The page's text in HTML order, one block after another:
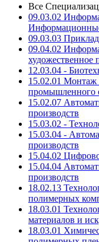
Все
09.03.02
09.03.03
09.04.02
художественное
12.03.04 -
15.02.01 Монтаж
промышленного
15.02.07
производств
15.03.02 -
15.03.04 -
производств
15.04.02
15.04.04
производств
18.02.13
полимерных
18.03.01
материалов и
18.03.01